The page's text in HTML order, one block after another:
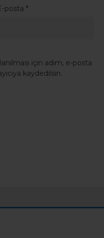
posta*
için adım, e-posta
kaydedilsin.